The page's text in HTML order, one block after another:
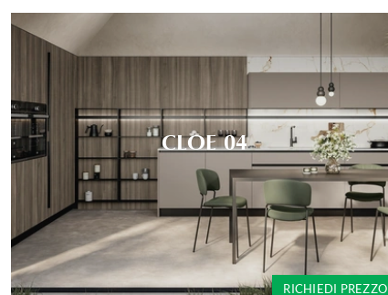
CLOE 04
RICHIEDI PREZZO